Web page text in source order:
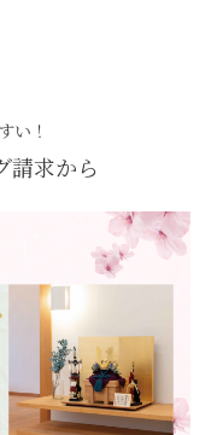
い！
請求から